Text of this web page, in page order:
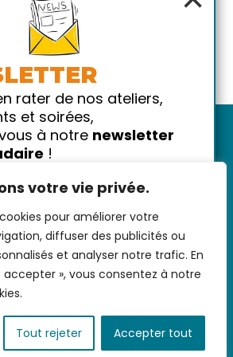
votre vie privée.
pour améliorer votre
diffuser des publicités ou
et analyser notre trafic. En
», vous consentez à notre
Tout rejeter Accepter tout
- CGV/CGU-Données
-Infos pratiques- FAQ
rater de nos ateliers,
et soirées,
à notre newsletter
!